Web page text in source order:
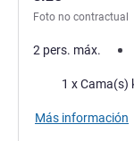
Foto no contractual
2 pers. máx.
Ropa de cama
1 x Cama(s)
Más información